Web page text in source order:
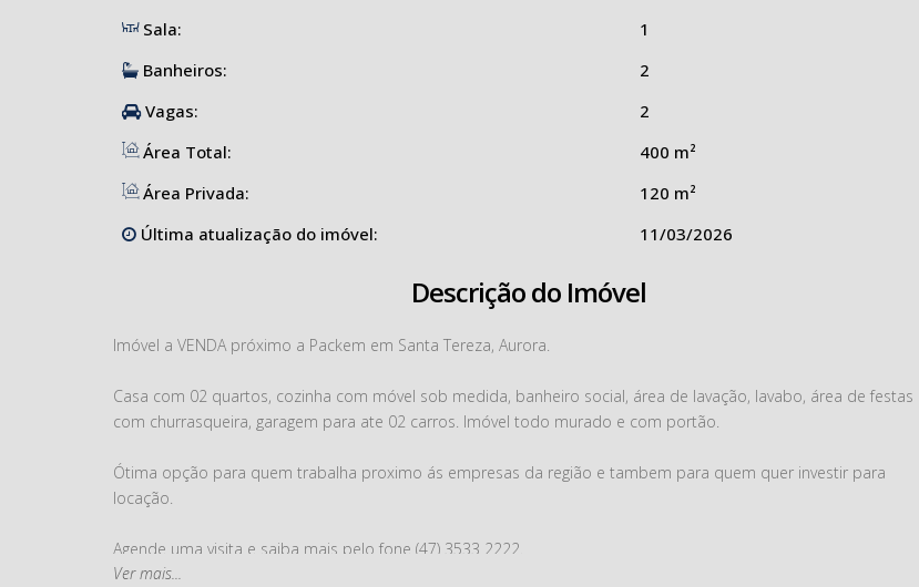
Sala:
1
Banheiros:
2
Vagas:
2
Área Total:
400 m²
Área Privada:
120 m²
Última atualização do imóvel:
11/03/2026
Descrição do Imóvel
Imóvel a VENDA próximo a Packem em Santa Tereza, Aurora.
Casa com 02 quartos, cozinha com móvel sob medida, banheiro social, área de lavação, lavabo, área de festas
com churrasqueira, garagem para ate 02 carros. Imóvel todo murado e com portão.
Ótima opção para quem trabalha proximo ás empresas da região e tambem para quem quer investir para
locação.
Agende uma visita e saiba mais pelo fone (47) 3533 2222.
Ver mais...